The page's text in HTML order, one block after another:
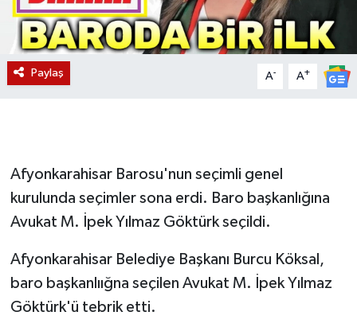
Paylaş A- A+
Afyonkarahisar Barosu'nun seçimli genel
kurulunda seçimler sona erdi. Baro başkanlığına
Avukat M. İpek Yılmaz Göktürk seçildi.
Afyonkarahisar Belediye Başkanı Burcu Köksal,
baro başkanlıığna seçilen Avukat M. İpek Yılmaz
Göktürk'ü tebrik etti.